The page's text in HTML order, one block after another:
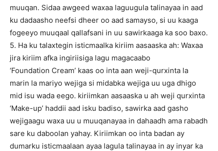
muuqan. Sidaa awgeed waxaa laguugula talinayaa in aad
ku dadaasho neefsi dheer oo aad samayso, si uu kaaga
fogeeyo muuqaal qallafsani in uu sawirkaaga ka soo baxo.
5. Ha ku talaxtegin isticmaalka kiriim aasaaska ah: Waxaa
jira kiriim afka ingiriisiga lagu magacaabo
‘Foundation Cream’ kaas oo inta aan weji-qurxinta la
marin la mariyo wejiga si midabka wejiga uu uga dhigo
mid isu wada eego. kiriimkan aasaaska u ah weji qurxinta
‘Make-up’ haddii aad isku badiso, sawirka aad gasho
wejigaagu waxa uu u muuqanayaa in dahaadh ama rabadh
sare ku daboolan yahay. Kiriimkan oo inta badan ay
dumarku isticmaalaan ayaa lagula talinayaa in ay inyar ka